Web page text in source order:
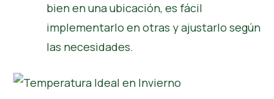
bien en una ubicación, es fácil
implementarlo en otras y ajustarlo según
las necesidades.